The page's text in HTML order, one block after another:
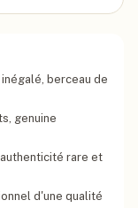
berceau de
genuine
rare et
d'une qualité